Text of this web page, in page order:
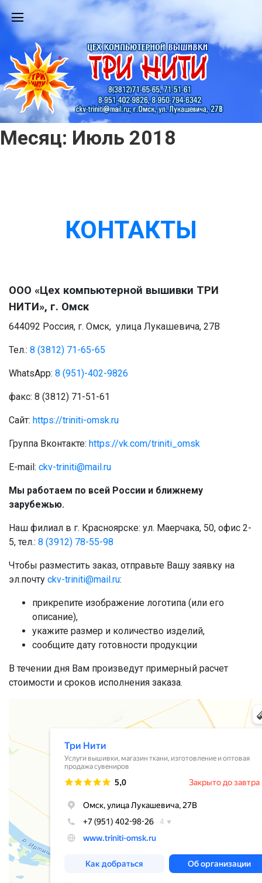
Месяц: Июль 2018
КОНТАКТЫ
ООО «Цех компьютерной вышивки ТРИ
НИТИ», г. Омск
644092 Россия, г. Омск, улица Лукашевича, 27В
Тел.: 8 (3812) 71-65-65
WhatsApp: 8 (951)-402-9826
факс: 8 (3812) 71-51-61
Сайт: https://triniti-omsk.ru
Группа Вконтакте: https://vk.com/triniti_omsk
E-mail: ckv-triniti@mail.ru
Мы работаем по всей России и ближнему
зарубежью.
Наш филиал в г. Красноярске: ул. Маерчака, 50, офис 2-
5, тел.: 8 (3912) 78-55-98
Чтобы разместить заказ, отправьте Вашу заявку на
эл.почту ckv-triniti@mail.ru:
прикрепите изображение логотипа (или его
описание),
укажите размер и количество изделий,
сообщите дату готовности продукции
В течении дня Вам произведут примерный расчет
стоимости и сроков исполнения заказа.